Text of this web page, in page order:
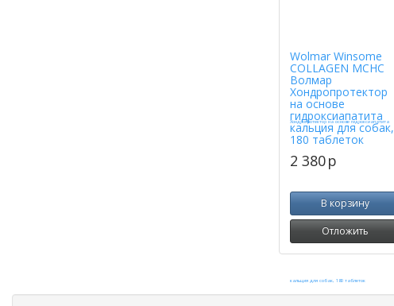
Wolmar Winsome
COLLAGEN MCHC
Волмар
Хондропротектор
на основе
гидроксиапатита
кальция для собак,
180 таблеток
2 380p
В корзину
Отложить